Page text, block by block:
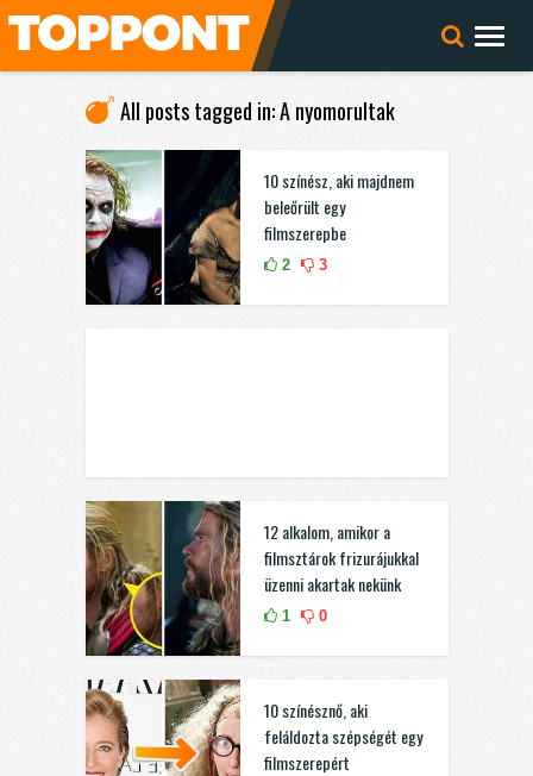
All posts tagged in: A nyomorultak
10 színész, aki majdnem
beleőrült egy
filmszerepbe
2 3
12 alkalom, amikor a
filmsztárok frizurájukkal
üzenni akartak nekünk
1 0
10 színésznő, aki
feláldozta szépségét egy
filmszerepért